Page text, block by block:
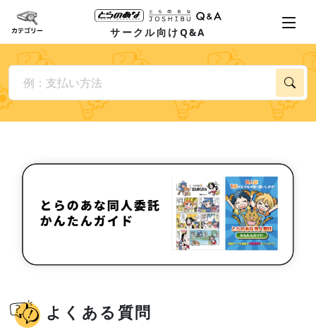
サークル向けQ&A
よくある質問